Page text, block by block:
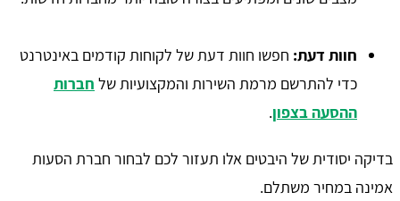
חוות דעת: חפשו חוות דעת של לקוחות קודמים באינטרנט
כדי להתרשם מרמת השירות והמקצועיות של חברות
ההסעה בצפון.
בדיקה יסודית של היבטים אלו תעזור לכם לבחור חברת הסעות
אמינה במחיר משתלם.